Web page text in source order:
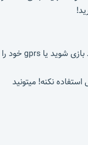
در دفعات دیگر اجرای بازی می توانید airplane on وارد بازی شوید یا gprs خود را
استفاده نکنه! میتونید